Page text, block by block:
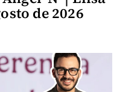
de 2026